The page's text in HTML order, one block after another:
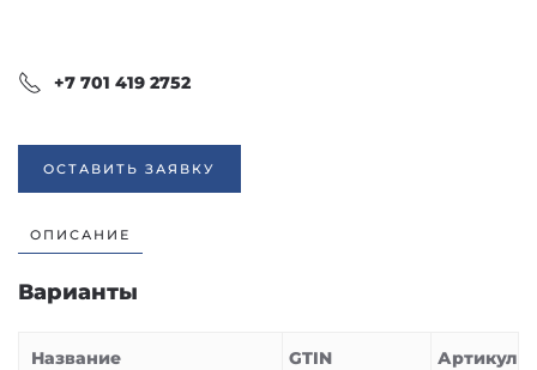
+7 701 419 2752
ОСТАВИТЬ ЗАЯВКУ
ОПИСАНИЕ
Варианты
Название GTIN Артикул